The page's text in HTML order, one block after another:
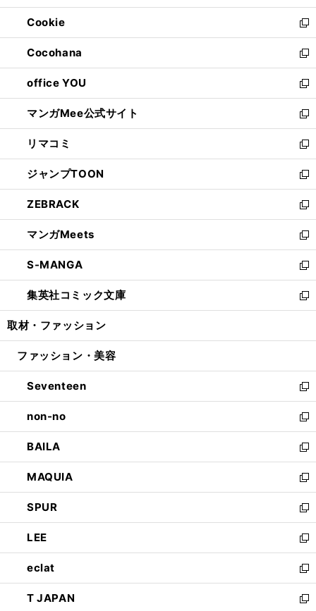
開
く
ウ
で
開
く
ン
ド
ウ
で
開
く
ウ
ィ
ン
ド
ウ
で
開
く
Cookie
新
し
い
ウ
ィ
ン
ド
ウ
で
開
く
Cocohana
新
し
い
ウ
ィ
ン
ド
ウ
で
開
く
office YOU
新
し
い
ウ
ィ
ン
ド
ウ
で
開
く
マンガMee公式サイト
新
し
い
ウ
ィ
ン
ド
ウ
で
開
く
リマコミ
新
し
い
ウ
ィ
ン
ド
ウ
で
開
く
ジャンプTOON
新
し
い
ウ
ィ
ン
ド
ウ
で
開
ZEBRACK
新
し
い
ウ
ィ
ン
ド
ウ
開
マンガMeets
新
し
い
ウ
ィ
ン
ウ
開
く
S-MANGA
新
し
い
ウ
ン
ウ
で
開
く
集英社コミック文庫
新
し
ウ
ン
ド
ウ
で
開
く
取材・ファッション
ファッション・美容
Seventeen
新
し
い
ウ
ィ
ン
ド
ウ
で
開
く
non-no
新
し
い
ウ
ィ
ン
ド
ウ
で
開
く
BAILA
新
し
い
ウ
ィ
ン
ド
ウ
で
開
く
MAQUIA
新
し
い
ウ
ィ
ン
ド
ウ
で
SPUR
新
し
い
ウ
ィ
ン
ド
LEE
新
し
い
ウ
ィ
eclat
新
し
い
T JAPAN
新